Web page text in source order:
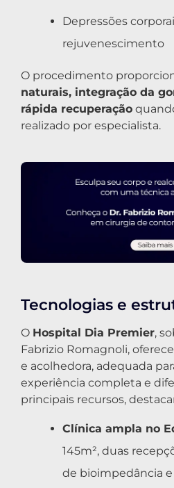
Depressões
rejuvenescimento
O procedimento
naturais, integração da
rápida recuperação
realizado por especialista.
Tecnologias e
O Hospital Dia Premier,
Fabrizio Romagnoli,
e acolhedora, adequada
experiência completa e
principais recursos,
Clínica ampla no
145m², duas
de bioimpedância